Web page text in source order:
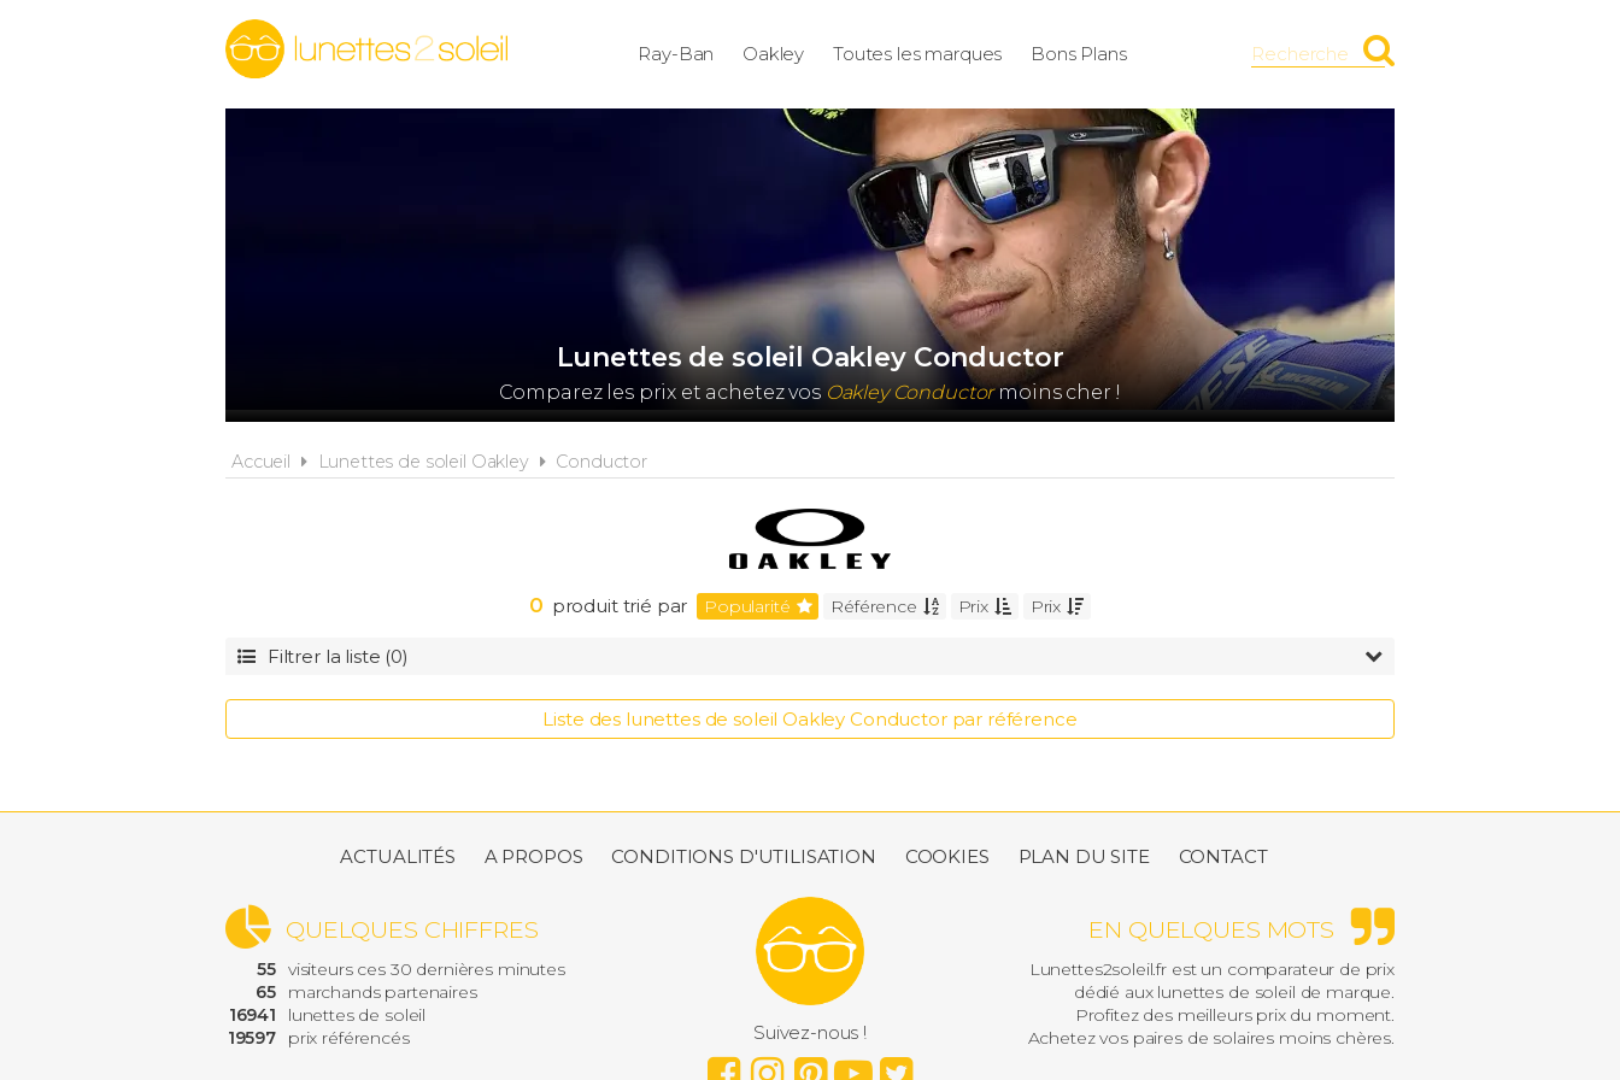
Ray-Ban Oakley Toutes les marques Bons Plans Recherche
Lunettes de soleil Oakley Conductor
Comparez les prix et achetez vos Oakley Conductormoins cher !
Accueil Lunettes de soleil Oakley Conductor
0 produit trié par Popularité Référence Prix Prix
Filtrer la liste (0)
Pantos
Masque
Carrée
Aviateur
Ovale
Rectangle
Ronde
Homme
Femme
Enfant
- de 50 €
de 50 à 100 €
Liste des lunettes de soleil Oakley Conductor par référence
ACTUALITÉS A PROPOS CONDITIONS D'UTILISATION COOKIES PLAN DU SITE CONTACT
EN QUELQUES MOTS
Lunettes2soleil.fr est un comparateur de prix
dédié aux lunettes de soleil de marque.
Profitez des meilleurs prix du moment.
Achetez vos paires de solaires moins chères.
QUELQUES CHIFFRES
55 visiteurs ces 30 dernières minutes
65
marchands partenaires
16941
lunettes de soleil
19597
prix référencés Suivez-nous !